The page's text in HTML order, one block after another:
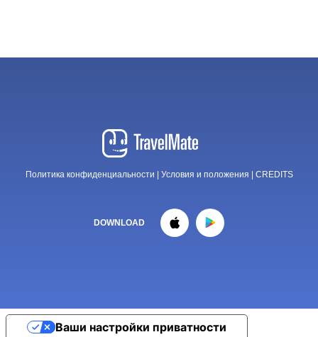
Политика конфиденциальности Условия и положения CREDITS
DOWNLOAD
Ваши настройки приватности